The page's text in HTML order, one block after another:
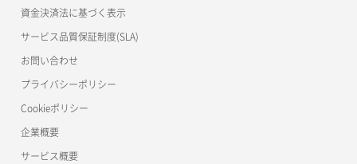
アタッチ済みボリューム一覧
イメージ一覧取得（nova）
イメージ保存（バックアップ）
セキュリティグループ ルール追加
セキュリティグループ削除
バックアップリストア（DB）
接続許可DBユーザー一覧取得
接続許可DBユーザー設定
接続許可DBユーザー設定解除
資金決済法に基づく表示
サービス品質保証制度(SLA)
お問い合わせ
プライバシーポリシー
Cookieポリシー
企業概要
サービス概要